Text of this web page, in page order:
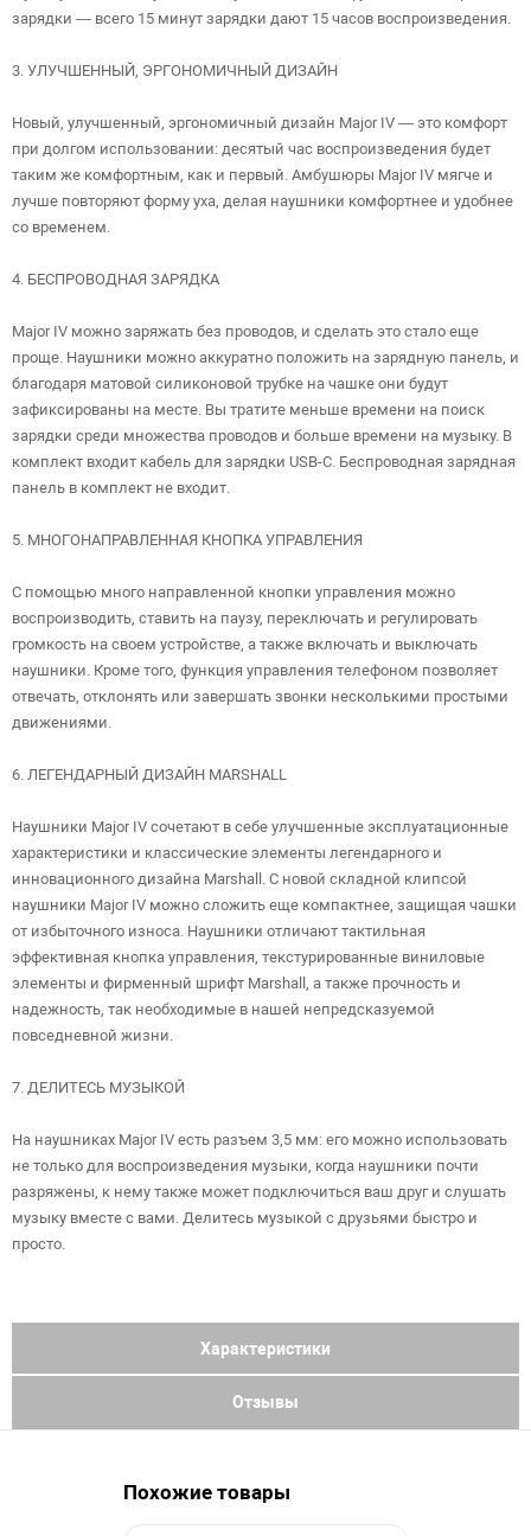
зарядки — всего 15 минут зарядки дают 15 часов воспроизведения.
3. УЛУЧШЕННЫЙ, ЭРГОНОМИЧНЫЙ ДИЗАЙН
Новый, улучшенный, эргономичный дизайн Major IV — это комфорт
при долгом использовании: десятый час воспроизведения будет
таким же комфортным, как и первый. Амбушюры Major IV мягче и
лучше повторяют форму уха, делая наушники комфортнее и удобнее
со временем.
4. БЕСПРОВОДНАЯ ЗАРЯДКА
Major IV можно заряжать без проводов, и сделать это стало еще
проще. Наушники можно аккуратно положить на зарядную панель, и
благодаря матовой силиконовой трубке на чашке они будут
зафиксированы на месте. Вы тратите меньше времени на поиск
зарядки среди множества проводов и больше времени на музыку. В
комплект входит кабель для зарядки USB-C. Беспроводная зарядная
панель в комплект не входит.
5. МНОГОНАПРАВЛЕННАЯ КНОПКА УПРАВЛЕНИЯ
С помощью много направленной кнопки управления можно
воспроизводить, ставить на паузу, переключать и регулировать
громкость на своем устройстве, а также включать и выключать
наушники. Кроме того, функция управления телефоном позволяет
отвечать, отклонять или завершать звонки несколькими простыми
движениями.
6. ЛЕГЕНДАРНЫЙ ДИЗАЙН MARSHALL
Наушники Major IV сочетают в себе улучшенные эксплуатационные
характеристики и классические элементы легендарного и
инновационного дизайна Marshall. С новой складной клипсой
наушники Major IV можно сложить еще компактнее, защищая чашки
от избыточного износа. Наушники отличают тактильная
эффективная кнопка управления, текстурированные виниловые
элементы и фирменный шрифт Marshall, а также прочность и
надежность, так необходимые в нашей непредсказуемой
повседневной жизни.
7. ДЕЛИТЕСЬ МУЗЫКОЙ
На наушниках Major IV есть разъем 3,5 мм: его можно использовать
не только для воспроизведения музыки, когда наушники почти
разряжены, к нему также может подключиться ваш друг и слушать
музыку вместе с вами. Делитесь музыкой с друзьями быстро и
просто.
Характеристики
Отзывы
Похожие товары